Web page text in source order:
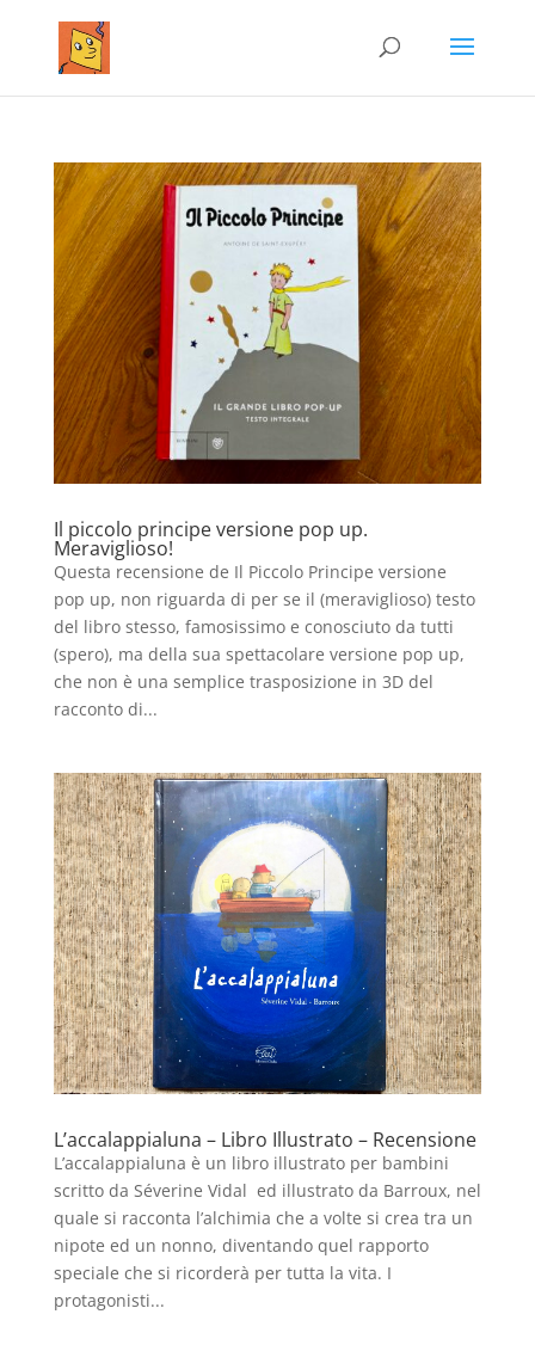
Il piccolo principe versione pop up.
Meraviglioso!
Questa recensione de Il Piccolo Principe versione
pop up, non riguarda di per se il (meraviglioso) testo
del libro stesso, famosissimo e conosciuto da tutti
(spero), ma della sua spettacolare versione pop up,
che non è una semplice trasposizione in 3D del
racconto di...
L’accalappialuna – Libro Illustrato – Recensione
L’accalappialuna è un libro illustrato per bambini
scritto da Séverine Vidal ed illustrato da Barroux, nel
quale si racconta l’alchimia che a volte si crea tra un
nipote ed un nonno, diventando quel rapporto
speciale che si ricorderà per tutta la vita. I
protagonisti...